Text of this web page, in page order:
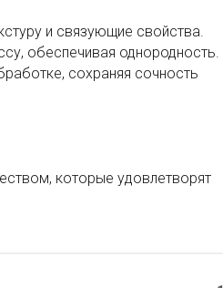
и связующие свойства.
обеспечивая однородность.
сохраняя сочность
которые удовлетворят